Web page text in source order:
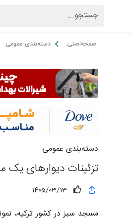
صفحه‌اصلی دسته‌بندی عمومی
دسته‌بندی عمومی
تزئینات دیوارهای یک
1405/03/13
مسجد سبز در کشور ترکیه،